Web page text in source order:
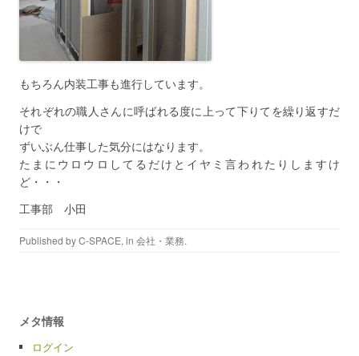
もちろん内装工事も進行しています。
それぞれの職人さんに呼ばれる度に上って下りてを繰り返すだ
けで
ずいぶん仕事した気分にはなります。
たまにウロウロしてるだけとイヤミ言われたりしますけ
ど・・・
工事部 小田
Published byC-SPACE, in 会社・業務.
メタ情報
ログイン